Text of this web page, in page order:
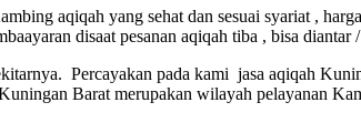
aqiqah yang sehat dan sesuai syariat ,
disaat pesanan aqiqah tiba , bisa
Percayakan pada kami jasa aqiqah
Barat merupakan wilayah pelayanan